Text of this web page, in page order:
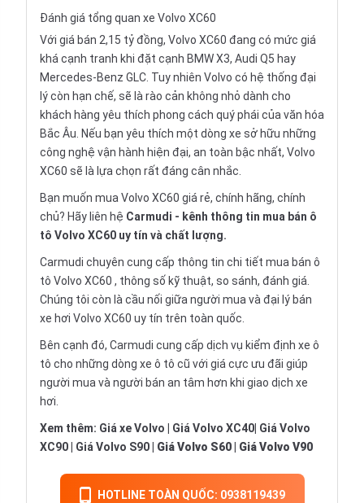
Đánh giá tổng quan xe Volvo XC60
Với giá bán 2,15 tỷ đồng, Volvo XC60 đang có mức giá
khá cạnh tranh khi đặt cạnh BMW X3, Audi Q5 hay
Mercedes-Benz GLC. Tuy nhiên Volvo có hệ thống đại
lý còn hạn chế, sẽ là rào cản không nhỏ dành cho
khách hàng yêu thích phong cách quý phái của văn hóa
Bắc Âu. Nếu bạn yêu thích một dòng xe sở hữu những
công nghệ vận hành hiện đại, an toàn bậc nhất, Volvo
XC60 sẽ là lựa chọn rất đáng cân nhắc.
Bạn muốn mua Volvo XC60 giá rẻ, chính hãng, chính
chủ? Hãy liên hệ Carmudi - kênh thông tin mua bán ô
tô Volvo XC60 uy tín và chất lượng.
Carmudi chuyên cung cấp thông tin chi tiết mua bán ô
tô Volvo XC60 , thông số kỹ thuật, so sánh, đánh giá.
Chúng tôi còn là cầu nối giữa người mua và đại lý bán
xe hơi Volvo XC60 uy tín trên toàn quốc.
Bên cạnh đó, Carmudi cung cấp dịch vụ kiểm định xe ô
tô cho những dòng xe ô tô cũ với giá cực ưu đãi giúp
người mua và người bán an tâm hơn khi giao dịch xe
hơi.
Xem thêm: Giá xe Volvo Giá Volvo XC40 Giá Volvo
XC90
Giá Volvo S90 Giá Volvo S60 Giá Volvo V90
HOTLINE TOÀN QUỐC: 0938119439